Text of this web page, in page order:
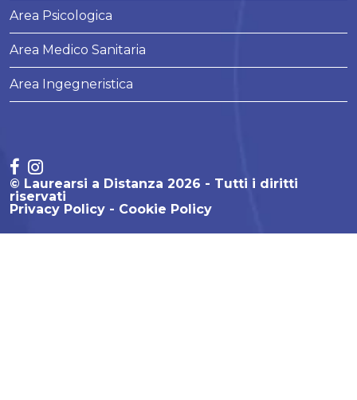
Area Psicologica
Area Medico Sanitaria
Area Ingegneristica
© Laurearsi a Distanza 2026 - Tutti i diritti
riservati
Privacy Policy
Cookie Policy